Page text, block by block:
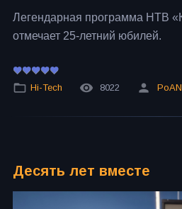
Легендарная программа НТВ
отмечает 25-летний юбилей.
Hi-Tech 8022 PoAN
Десять лет вместе